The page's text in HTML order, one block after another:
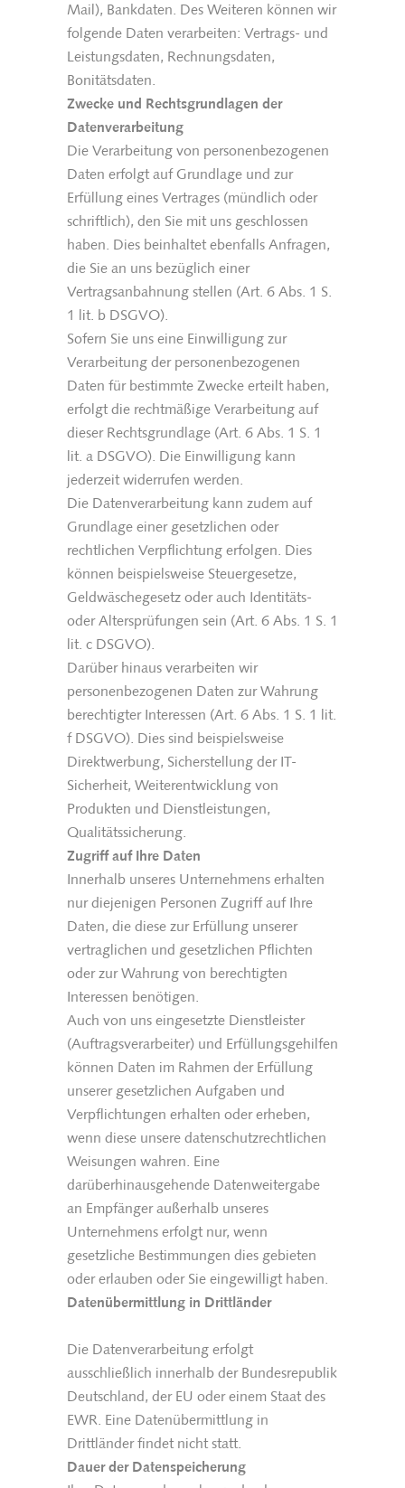
Mail), Bankdaten. Des Weiteren können wir
folgende Daten verarbeiten: Vertrags- und
Leistungsdaten, Rechnungsdaten,
Bonitätsdaten.
Zwecke und Rechtsgrundlagen der
Datenverarbeitung
Die Verarbeitung von personenbezogenen
Daten erfolgt auf Grundlage und zur
Erfüllung eines Vertrages (mündlich oder
schriftlich), den Sie mit uns geschlossen
haben. Dies beinhaltet ebenfalls Anfragen,
die Sie an uns bezüglich einer
Vertragsanbahnung stellen (Art. 6 Abs. 1 S.
1 lit. b DSGVO).
Sofern Sie uns eine Einwilligung zur
Verarbeitung der personenbezogenen
Daten für bestimmte Zwecke erteilt haben,
erfolgt die rechtmäßige Verarbeitung auf
dieser Rechtsgrundlage (Art. 6 Abs. 1 S. 1
lit. a DSGVO). Die Einwilligung kann
jederzeit widerrufen werden.
Die Datenverarbeitung kann zudem auf
Grundlage einer gesetzlichen oder
rechtlichen Verpflichtung erfolgen. Dies
können beispielsweise Steuergesetze,
Geldwäschegesetz oder auch Identitäts-
oder Altersprüfungen sein (Art. 6 Abs. 1 S. 1
lit. c DSGVO).
Darüber hinaus verarbeiten wir
personenbezogenen Daten zur Wahrung
berechtigter Interessen (Art. 6 Abs. 1 S. 1 lit.
f DSGVO). Dies sind beispielsweise
Direktwerbung, Sicherstellung der IT-
Sicherheit, Weiterentwicklung von
Produkten und Dienstleistungen,
Qualitätssicherung.
Zugriff auf Ihre Daten
Innerhalb unseres Unternehmens erhalten
nur diejenigen Personen Zugriff auf Ihre
Daten, die diese zur Erfüllung unserer
vertraglichen und gesetzlichen Pflichten
oder zur Wahrung von berechtigten
Interessen benötigen.
Auch von uns eingesetzte Dienstleister
(Auftragsverarbeiter) und Erfüllungsgehilfen
können Daten im Rahmen der Erfüllung
unserer gesetzlichen Aufgaben und
Verpflichtungen erhalten oder erheben,
wenn diese unsere datenschutzrechtlichen
Weisungen wahren. Eine
darüberhinausgehende Datenweitergabe
an Empfänger außerhalb unseres
Unternehmens erfolgt nur, wenn
gesetzliche Bestimmungen dies gebieten
oder erlauben oder Sie eingewilligt haben.
Datenübermittlung in Drittländer
Die Datenverarbeitung erfolgt
ausschließlich innerhalb der Bundesrepublik
Deutschland, der EU oder einem Staat des
EWR. Eine Datenübermittlung in
Drittländer findet nicht statt.
Dauer der Datenspeicherung